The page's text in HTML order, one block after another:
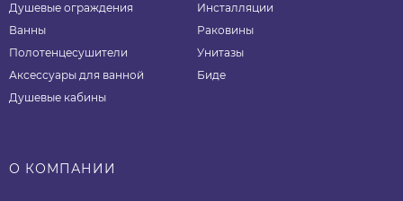
Душевые ограждения
Ванны
Полотенцесушители
Аксессуары для ванной
Душевые кабины
Инсталляции
Раковины
Унитазы
Биде
О КОМПАНИИ